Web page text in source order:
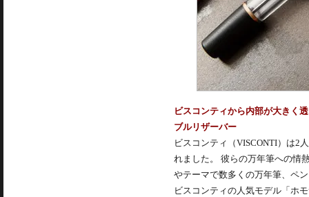
ビスコンティから内部が大きく
ブルリザーバー
ビスコンティ（VISCONTI）は2
れました。 彼らの万年筆への情
やテーマで数多くの万年筆、ペ
ビスコンティの人気モデル「ホ